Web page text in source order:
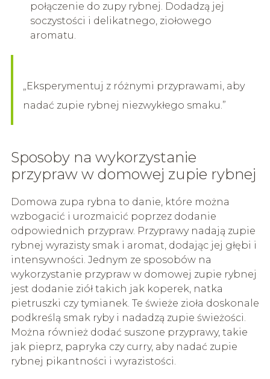
połączenie do zupy rybnej. Dodadzą jej
soczystości i delikatnego, ziołowego
aromatu.
„Eksperymentuj z różnymi przyprawami, aby
nadać zupie rybnej niezwykłego smaku.”
Sposoby na wykorzystanie
przypraw w domowej zupie rybnej
Domowa zupa rybna to danie, które można
wzbogacić i urozmaicić poprzez dodanie
odpowiednich przypraw. Przyprawy nadają zupie
rybnej wyrazisty smak i aromat, dodając jej głębi i
intensywności. Jednym ze sposobów na
wykorzystanie przypraw w domowej zupie rybnej
jest dodanie ziół takich jak koperek, natka
pietruszki czy tymianek. Te świeże zioła doskonale
podkreślą smak ryby i nadadzą zupie świeżości.
Można również dodać suszone przyprawy, takie
jak pieprz, papryka czy curry, aby nadać zupie
rybnej pikantności i wyrazistości.